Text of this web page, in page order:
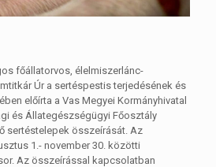
főállatorvos, élelmiszerlánc-
Úr a sertéspestis terjedésének és
előírta a Vas Megyei Kormányhivatal
és Állategészségügyi Főosztály
sertéstelepek összeírását. Az
1.- november 30. közötti
Az összeírással kapcsolatban